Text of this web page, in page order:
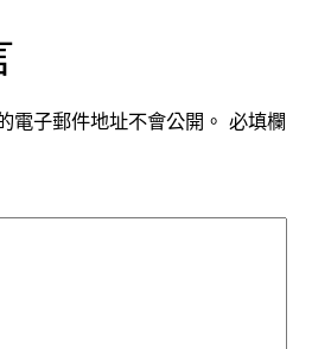
電子郵件地址不會公開。 必填欄